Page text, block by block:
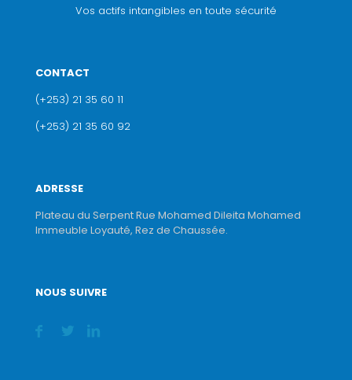
Vos actifs intangibles en toute sécurité
CONTACT
(+253) 21 35 60 11
(+253) 21 35 60 92
ADRESSE
Plateau du Serpent Rue Mohamed Dileita Mohamed
Immeuble Loyauté, Rez de Chaussée.
NOUS SUIVRE